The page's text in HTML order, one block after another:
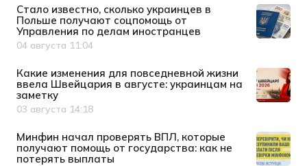
Стало известно, сколько украинцев в
Польше получают соцпомощь от
Управления по делам иностранцев
Дата публикации
04 августа 11:04
Какие изменения для повседневной жизни
ввела Швейцария в августе: украинцам на
заметку
Дата публикации
03 августа 14:18
Минфин начал проверять ВПЛ, которые
получают помощь от государства: как не
потерять выплаты